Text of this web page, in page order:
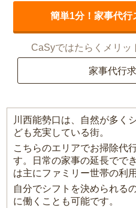
簡単1分！家事代行
CaSyではたらくメリッ
家事代行
川西能勢口は、自然が多く
ども充実している街。
こちらのエリアでお掃除代
す。日常の家事の延長でで
は主にファミリー世帯の利
自分でシフトを決められる
に働くことも可能です。